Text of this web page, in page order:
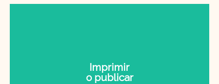
Imprimir
o publicar